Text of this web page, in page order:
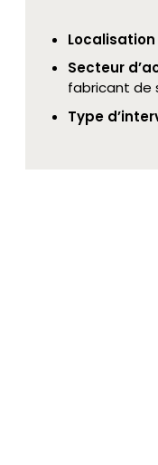
Localisation
Secteur
fabricant de
Type